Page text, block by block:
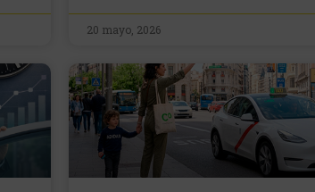
20 mayo, 2026